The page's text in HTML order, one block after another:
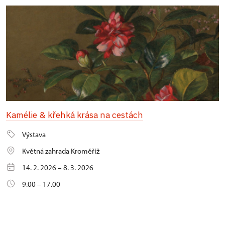
Kamélie & křehká krása na cestách
Výstava
Květná zahrada Kroměříž
14. 2. 2026 – 8. 3. 2026
9.00 – 17.00